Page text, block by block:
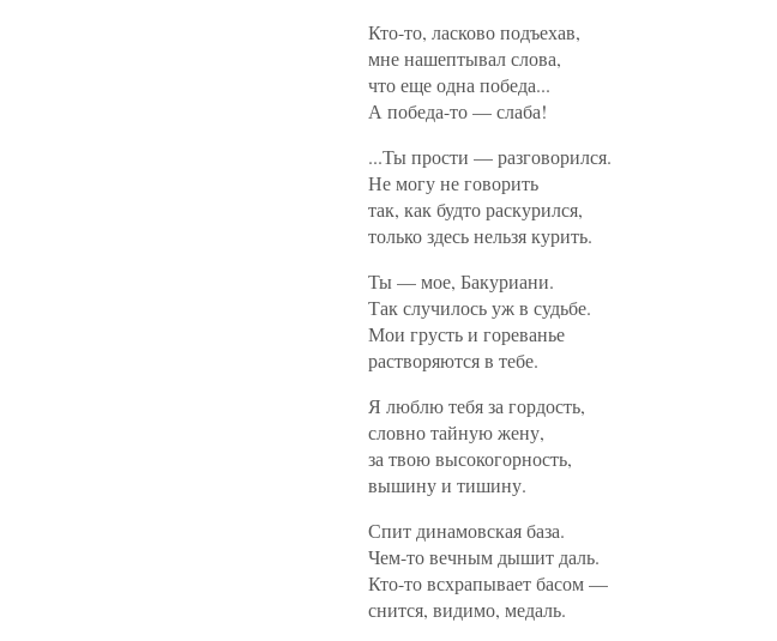
Кто-то, ласково подъехав,
мне нашептывал слова,
что еще одна победа...
А победа-то — слаба!
...Ты прости — разговорился.
Не могу не говорить
так, как будто раскурился,
только здесь нельзя курить.
Ты — мое, Бакуриани.
Так случилось уж в судьбе.
Мои грусть и гореванье
растворяются в тебе.
Я люблю тебя за гордость,
словно тайную жену,
за твою высокогорность,
вышину и тишину.
Спит динамовская база.
Чем-то вечным дышит даль.
Кто-то всхрапывает басом —
снится, видимо, медаль.